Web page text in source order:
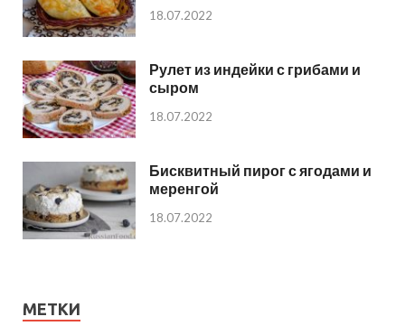
18.07.2022
Рулет из индейки с грибами и
сыром
18.07.2022
Бисквитный пирог с ягодами и
меренгой
18.07.2022
МЕТКИ